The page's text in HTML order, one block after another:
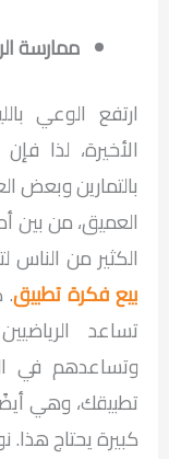
ممارسة
ارتفع الوعي
الأخيرة، لذا
بالتمارين وبعض
العميق، من بين
الكثير من الناس
بيع فكرة تطبيق.
تساعد
وتساعدهم في
تطبيقك، وهي
كبيرة يحتاج هذا.